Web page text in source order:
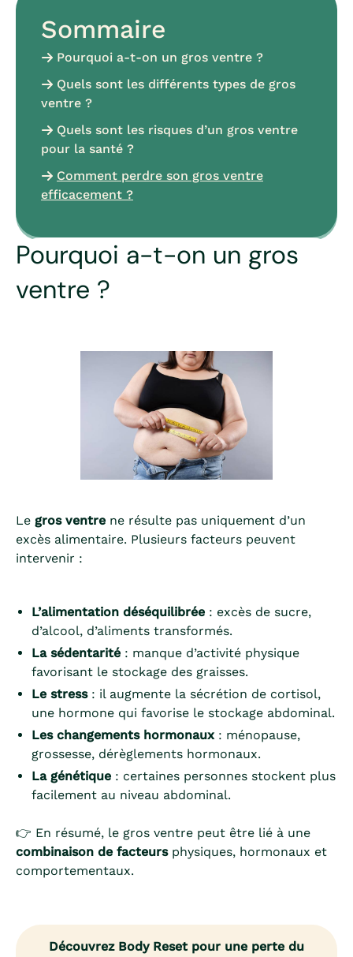
Sommaire
Pourquoi a-t-on un gros ventre ?
Quels sont les différents types de gros
ventre ?
Quels sont les risques d’un gros ventre
pour la santé ?
Comment perdre son gros ventre
efficacement ?
Pourquoi a-t-on un gros
ventre ?
Le gros ventre ne résulte pas uniquement d’un
excès alimentaire. Plusieurs facteurs peuvent
intervenir :
L’alimentation déséquilibrée : excès de sucre,
d’alcool, d’aliments transformés.
La sédentarité : manque d’activité physique
favorisant le stockage des graisses.
Le stress: il augmente la sécrétion de cortisol,
une hormone qui favorise le stockage abdominal.
Les changements hormonaux: ménopause,
grossesse, dérèglements hormonaux.
La génétique : certaines personnes stockent plus
facilement au niveau abdominal.
👉 En résumé, le gros ventre peut être lié à une
combinaison de facteursphysiques, hormonaux et
comportementaux.
Découvrez Body Reset pour une perte du